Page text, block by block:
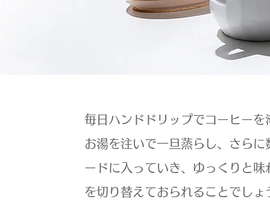
毎日ハンドドリップでコーヒー
お湯を注いで一旦蒸らし、さら
ードに入っていき、ゆっくりと
を切り替えておられることでしょ